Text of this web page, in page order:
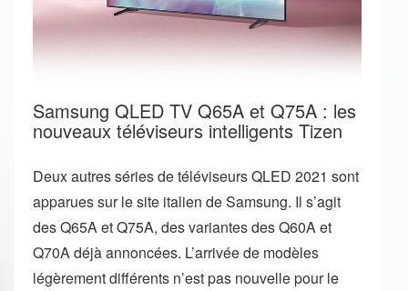
Samsung QLED TV Q65A et Q75A : les
nouveaux téléviseurs intelligents Tizen
Deux autres séries de téléviseurs QLED 2021 sont
apparues sur le site italien de Samsung. Il s’agit
des Q65A et Q75A, des variantes des Q60A et
Q70A déjà annoncées. L’arrivée de modèles
légèrement différents n’est pas nouvelle pour le